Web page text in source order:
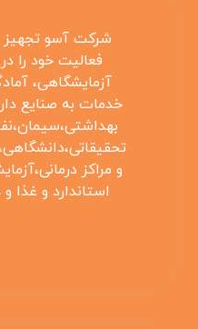
شرکت آسو تجهیز
فعالیت خود را
آزمایشگاهی،
خدمات به صنایع
و مراکز
استاندارد و غذا